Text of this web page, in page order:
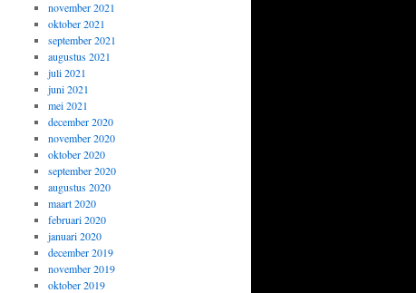
november 2021
oktober 2021
september 2021
augustus 2021
juli 2021
juni 2021
mei 2021
december 2020
november 2020
oktober 2020
september 2020
augustus 2020
maart 2020
februari 2020
januari 2020
december 2019
november 2019
oktober 2019